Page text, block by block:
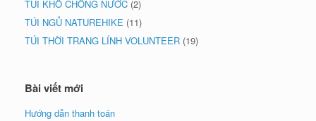
TÚI KHÔ CHỐNG NƯỚC (2)
TÚI NGỦ NATUREHIKE (11)
TÚI THỜI TRANG LÍNH VOLUNTEER (19)
Bài viết mới
Hướng dẫn thanh toán